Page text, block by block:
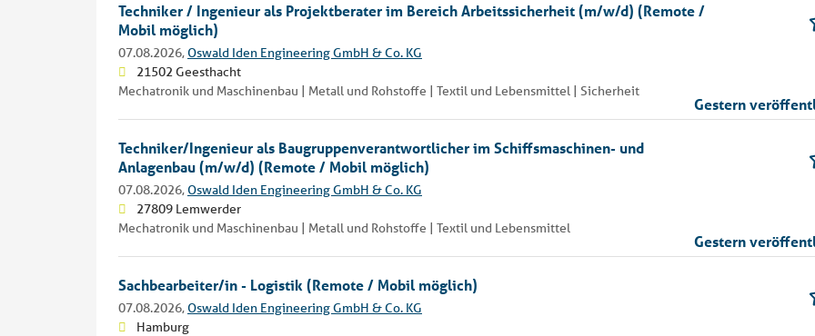
Techniker / Ingenieur als Projektberater im Bereich Arbeitssicherheit (m/w/d) (Remote /
Mobil möglich)
07.08.2026, Oswald Iden Engineering GmbH & Co. KG
21502 Geesthacht
Mechatronik und Maschinenbau | Metall und Rohstoffe | Textil und Lebensmittel | Sicherheit
Gestern
Techniker/Ingenieur als Baugruppenverantwortlicher im Schiffsmaschinen- und
Anlagenbau (m/w/d) (Remote / Mobil möglich)
07.08.2026, Oswald Iden Engineering GmbH & Co. KG
27809 Lemwerder
Mechatronik und Maschinenbau | Metall und Rohstoffe | Textil und Lebensmittel
Gestern
Sachbearbeiter/in - Logistik (Remote / Mobil möglich)
07.08.2026, Oswald Iden Engineering GmbH & Co. KG
Hamburg